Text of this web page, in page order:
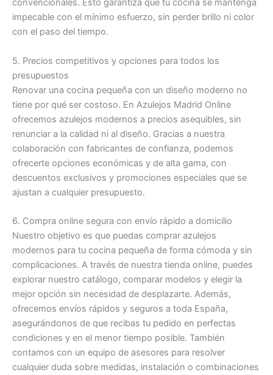
convencionales. Esto garantiza que tu cocina se mantenga
impecable con el mínimo esfuerzo, sin perder brillo ni color
con el paso del tiempo.
5. Precios competitivos y opciones para todos los
presupuestos
Renovar una cocina pequeña con un diseño moderno no
tiene por qué ser costoso. En Azulejos Madrid Online
ofrecemos azulejos modernos a precios asequibles, sin
renunciar a la calidad ni al diseño. Gracias a nuestra
colaboración con fabricantes de confianza, podemos
ofrecerte opciones económicas y de alta gama, con
descuentos exclusivos y promociones especiales que se
ajustan a cualquier presupuesto.
6. Compra online segura con envío rápido a domicilio
Nuestro objetivo es que puedas comprar azulejos
modernos para tu cocina pequeña de forma cómoda y sin
complicaciones. A través de nuestra tienda online, puedes
explorar nuestro catálogo, comparar modelos y elegir la
mejor opción sin necesidad de desplazarte. Además,
ofrecemos envíos rápidos y seguros a toda España,
asegurándonos de que recibas tu pedido en perfectas
condiciones y en el menor tiempo posible. También
contamos con un equipo de asesores para resolver
cualquier duda sobre medidas, instalación o combinaciones